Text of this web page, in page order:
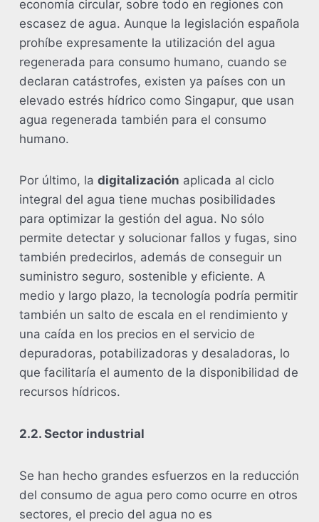
economía circular, sobre todo en regiones con
escasez de agua. Aunque la legislación española
prohíbe expresamente la utilización del agua
regenerada para consumo humano, cuando se
declaran catástrofes, existen ya países con un
elevado estrés hídrico como Singapur, que usan
agua regenerada también para el consumo
humano.
Por último, la digitalización aplicada al ciclo
integral del agua tiene muchas posibilidades
para optimizar la gestión del agua. No sólo
permite detectar y solucionar fallos y fugas, sino
también predecirlos, además de conseguir un
suministro seguro, sostenible y eficiente. A
medio y largo plazo, la tecnología podría permitir
también un salto de escala en el rendimiento y
una caída en los precios en el servicio de
depuradoras, potabilizadoras y desaladoras, lo
que facilitaría el aumento de la disponibilidad de
recursos hídricos.
2.2. Sector industrial
Se han hecho grandes esfuerzos en la reducción
del consumo de agua pero como ocurre en otros
sectores, el precio del agua no es